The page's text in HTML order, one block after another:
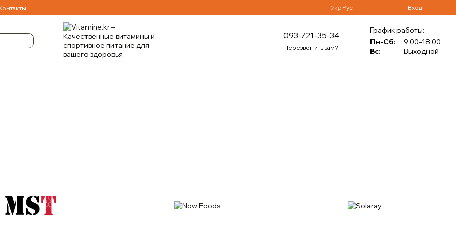
УкрРус Вход
093-721-35-34
Перезвонить вам?
График работы:
Пн-Сб:
9:00–18:00
Вс:
Выходной